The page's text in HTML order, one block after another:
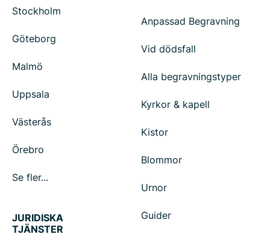
Stockholm
Göteborg
Malmö
Uppsala
Västerås
Örebro
Se fler...
Anpassad Begravning
Vid dödsfall
Alla begravningstyper
Kyrkor & kapell
Kistor
Blommor
Urnor
Guider
JURIDISKA
TJÄNSTER